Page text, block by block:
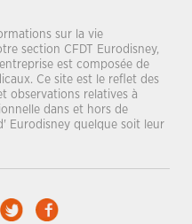
sur la vie
section CFDT Eurodisney,
est composée de
Ce site est le reflet des
observations relatives à
dans et hors de
Eurodisney quelque soit leur